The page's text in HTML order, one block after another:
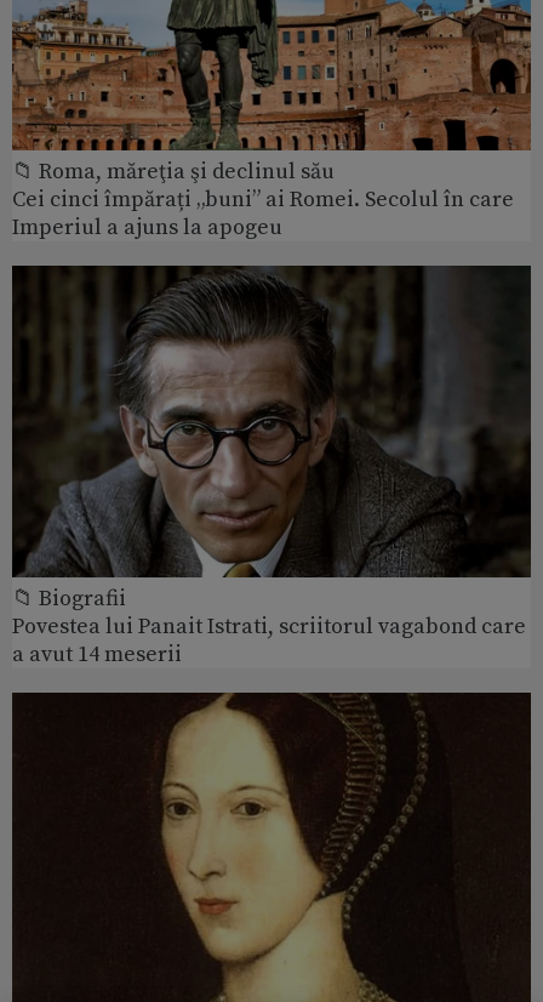
📁 Roma, măreţia şi declinul său
Cei cinci împărați „buni” ai Romei. Secolul în care
Imperiul a ajuns la apogeu
📁 Biografii
Povestea lui Panait Istrati, scriitorul vagabond care
a avut 14 meserii